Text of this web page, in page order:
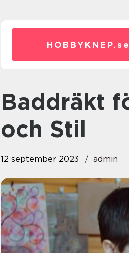
HOBBYKNEP. se
Baddräkt för barn – Solsäkerhet
och Stil
12 september 2023 admin